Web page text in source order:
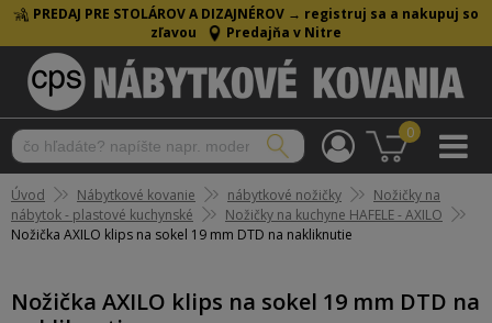
PREDAJ PRE STOLÁROV A DIZAJNÉROV → registruj sa a nakupuj so
zľavou
Predajňa v Nitre
0
Úvod Nábytkové kovanie nábytkové nožičky
Nožičky na
nábytok - plastové kuchynské
Nožičky na kuchyne HAFELE - AXILO
Nožička AXILO klips na sokel 19 mm DTD na nakliknutie
Nožička AXILO klips na sokel 19 mm DTD na